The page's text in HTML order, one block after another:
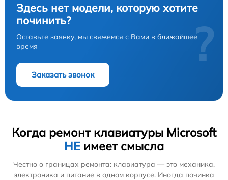
Здесь нет модели, которую хотите
починить?
Оставьте заявку, мы свяжемся с Вами в ближайшее
время
Заказать звонок
?
Когда ремонт клавиатуры Microsoft
НЕ имеет смысла
Честно о границах ремонта: клавиатура — это механика,
электроника и питание в одном корпусе. Иногда починка